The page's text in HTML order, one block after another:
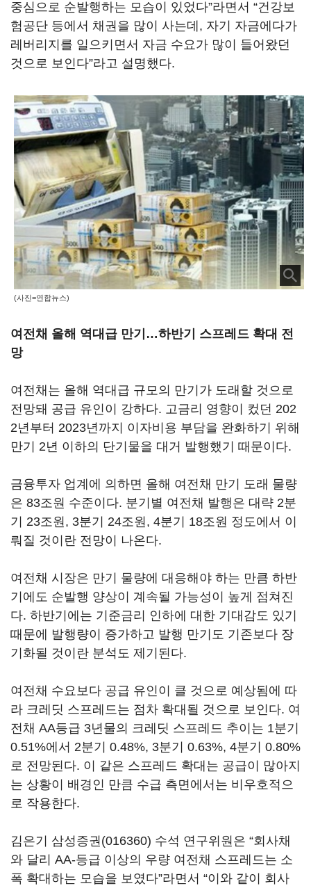
중심으로 순발행하는 모습이 있었다”라면서 “건강보
험공단 등에서 채권을 많이 사는데, 자기 자금에다가
레버리지를 일으키면서 자금 수요가 많이 들어왔던
것으로 보인다”라고 설명했다.
(사진=연합뉴스)
여전채 올해 역대급 만기…하반기 스프레드 확대 전
망
여전채는 올해 역대급 규모의 만기가 도래할 것으로
전망돼 공급 유인이 강하다. 고금리 영향이 컸던 202
2년부터 2023년까지 이자비용 부담을 완화하기 위해
만기 2년 이하의 단기물을 대거 발행했기 때문이다.
금융투자 업계에 의하면 올해 여전채 만기 도래 물량
은 83조원 수준이다. 분기별 여전채 발행은 대략 2분
기 23조원, 3분기 24조원, 4분기 18조원 정도에서 이
뤄질 것이란 전망이 나온다.
여전채 시장은 만기 물량에 대응해야 하는 만큼 하반
기에도 순발행 양상이 계속될 가능성이 높게 점쳐진
다. 하반기에는 기준금리 인하에 대한 기대감도 있기
때문에 발행량이 증가하고 발행 만기도 기존보다 장
기화될 것이란 분석도 제기된다.
여전채 수요보다 공급 유인이 클 것으로 예상됨에 따
라 크레딧 스프레드는 점차 확대될 것으로 보인다. 여
전채 AA등급 3년물의 크레딧 스프레드 추이는 1분기
0.51%에서 2분기 0.48%, 3분기 0.63%, 4분기 0.80%
로 전망된다. 이 같은 스프레드 확대는 공급이 많아지
는 상황이 배경인 만큼 수급 측면에서는 비우호적으
로 작용한다.
김은기 삼성증권(016360) 수석 연구위원은 “회사채
와 달리 AA-등급 이상의 우량 여전채 스프레드는 소
폭 확대하는 모습을 보였다”라면서 “이와 같이 회사